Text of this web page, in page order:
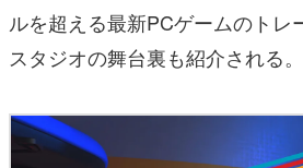
ルを超える最新PCゲームのトレ
スタジオの舞台裏も紹介される。